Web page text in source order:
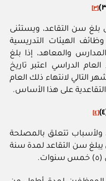
[٣]
بلغ سن التقاعد، ويستثنى
الهيئات التدريسية
والمعاهد، إذا بلغ
الدراسي اعتبر تاريخ
التالي لانتهاء ذلك العام
على هذا الأساس.
[٤]
ولأسباب تتعلق بالمصلحة
سن التقاعد لمدة سنة